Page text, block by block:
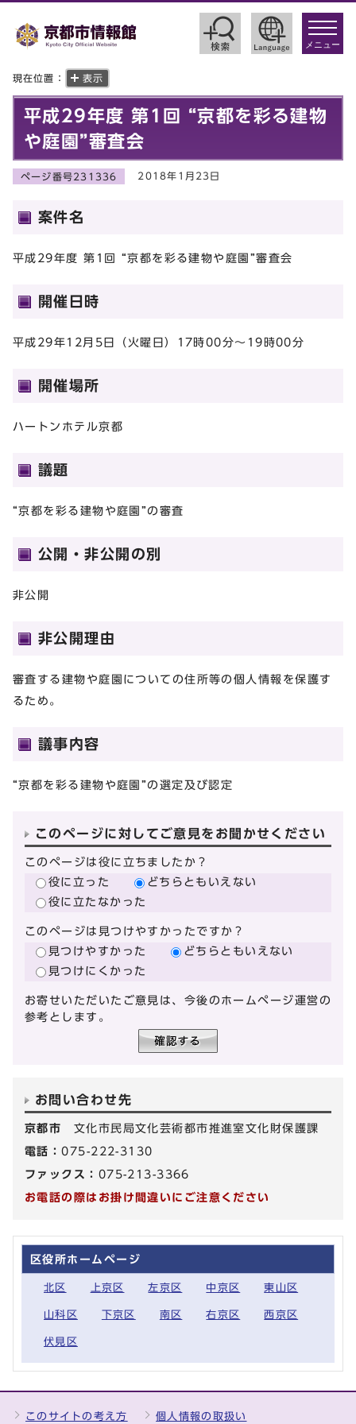
toggle
メニュー
現在位置： 表示
平成29年度 第1回 “京都を彩る建物
や庭園”審査会
ページ番号231336 2018年1月23日
案件名
平成29年度 第1回 “京都を彩る建物や庭園”審査会
開催日時
平成29年12月5日（火曜日）17時00分～19時00分
開催場所
ハートンホテル京都
議題
“京都を彩る建物や庭園”の審査
公開・非公開の別
非公開
非公開理由
審査する建物や庭園についての住所等の個人情報を保護す
るため。
議事内容
“京都を彩る建物や庭園”の選定及び認定
このページに対してご意見をお聞かせください
このページは役に立ちましたか？
役に立った
どちらともいえない
役に立たなかった
このページは見つけやすかったですか？
見つけやすかった
どちらともいえない
見つけにくかった
お寄せいただいたご意見は、今後のホームページ運営の
参考とします。
お問い合わせ先
京都市 文化市民局文化芸術都市推進室文化財保護課
電話：075-222-3130
ファックス： 075-213-3366
お電話の際はお掛け間違いにご注意ください
区役所ホームページ
北区 上京区 左京区 中京区 東山区
山科区 下京区 南区 右京区 西京区
伏見区
このサイトの考え方 個人情報の取扱い